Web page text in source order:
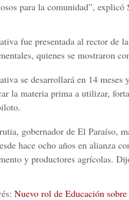
para la comunidad”, explicó
fue presentada al rector de
quienes se mostraron
se desarrollará en 14 meses
la materia prima a utilizar,
gobernador de El Paraíso,
hace ocho años en alianza
y productores agrícolas.
Nuevo rol de Educación